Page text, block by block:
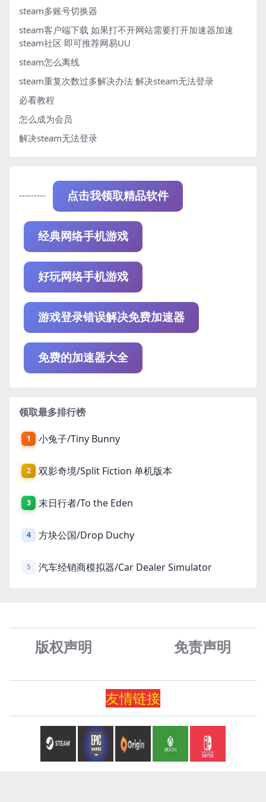
steam多账号切换器
steam客户端下载 如果打不开网站需要打开加速器加速
steam社区 即可推荐网易UU
steam怎么离线
steam重复次数过多解决办法 解决steam无法登录
必看教程
怎么成为会员
解决steam无法登录
--------- 点击我领取精品软件
经典网络手机游戏
好玩网络手机游戏
游戏登录错误解决免费加速器
免费的加速器大全
领取最多排行榜
1 小兔子/Tiny Bunny
2 双影奇境/Split Fiction 单机版本
3 末日行者/To the Eden
4 方块公国/Drop Duchy
5 汽车经销商模拟器/Car Dealer Simulator
版权声明 免责声明
友情链接